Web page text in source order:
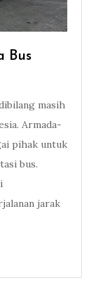
Bus
masih
Armada-
pihak untuk
bus.
jarak